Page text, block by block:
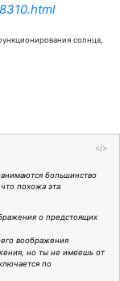
солнца,
</>
большинство
похожа эта
о предстоящих
воображения
но ты не имеешь от
по